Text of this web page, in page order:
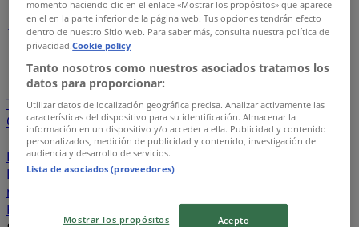
1 345
6
Lidl
Kaufland Fresh
Telekom
KiK Orange Slovenská Sporiteľňa
TEDi
O2
Raiffeisen Bank Pepco Oriflame
Unicredit Bank
Billa
CBA Tesco Kärcher TETA Drogerie
Tatra
Banka
ČSOB OBI Pompo
Lekáreň
Gate TERNO BAUHAUS
mBank
Pandora
Mountfield Dr Max
momento haciendo clic en el enlace «Mostrar los propósitos» que aparece
en el en la parte inferior de la página web. Tus opciones tendrán efecto
dentro de nuestro Sitio web. Para saber más, consulta nuestra política de
privacidad.Cookie policy
Tanto nosotros como nuestros asociados tratamos los
datos para proporcionar:
Utilizar datos de localización geográfica precisa. Analizar activamente las
características del dispositivo para su identificación. Almacenar la
información en un dispositivo y/o acceder a ella. Publicidad y contenido
personalizados, medición de publicidad y contenido, investigación de
audiencia y desarrollo de servicios.
Lista de asociados (proveedores)
Mostrar los propósitos Acepto